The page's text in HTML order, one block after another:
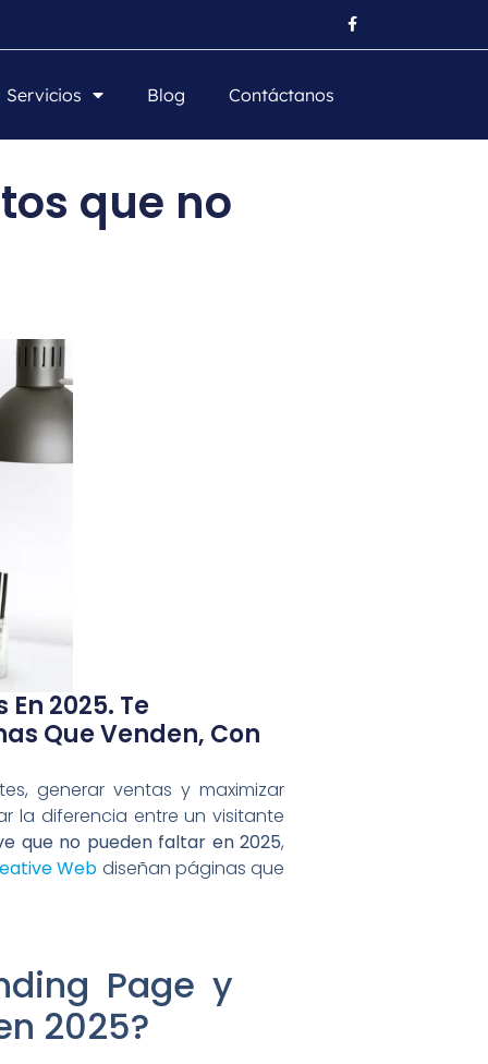
Servicios Blog Contáctanos
que no
2025. Te
Que Venden, Con
generar ventas y maximizar
la diferencia entre un visitante
que no pueden faltar en 2025,
Web diseñan páginas que
Page y
2025?